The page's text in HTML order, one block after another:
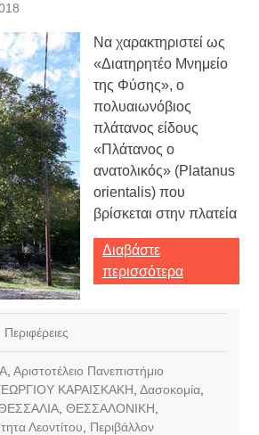
Να χαρακτηριστεί ως
«Διατηρητέο Μνημείο
της Φύσης», ο
πολυαιωνόβιος
πλάτανος είδους
«Πλάτανος ο
ανατολικός» (Platanus
orientalis) που
βρίσκεται στην πλατεία
Διαβάστε
περισσότερα
Περιφέρειες
, Αριστοτέλειο Πανεπιστήμιο
ΚΑΡΑΙΣΚΑΚΗ Δασοκομία,
, ΘΕΣΣΑΛΟΝΙΚΗ
Λεοντίτου Περιβάλλον